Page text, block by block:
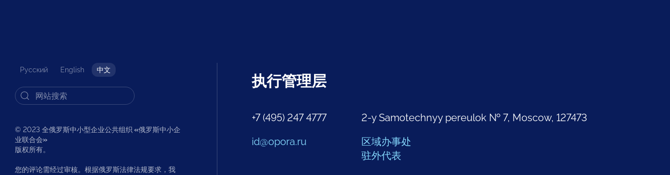
Русский English 中文
© 2023 全俄罗斯中小型企业公共组织 «俄罗斯中小企
业联合会»
版权所有。
您的评论需经过审核。根据俄罗斯法律法规要求，我
执行管理层
+7 (495) 247 4777
id@opora.ru
2-y Samotechnyy pereulok № 7, Moscow, 127473
区域办事处
驻外代表